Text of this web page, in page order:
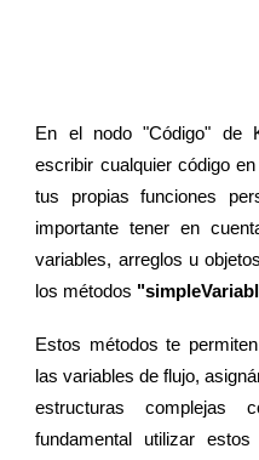
En el nodo "Código" de
escribir cualquier código
tus propias funciones
importante tener en
variables, arreglos u
los métodos
Estos métodos te
las variables de flujo,
estructuras
fundamental utilizar